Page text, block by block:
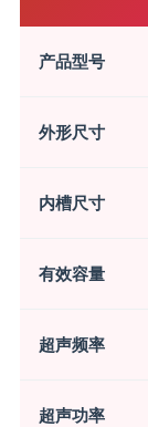
产品型号
外形尺寸
内槽尺寸
有效容量
超声频率
超声功率